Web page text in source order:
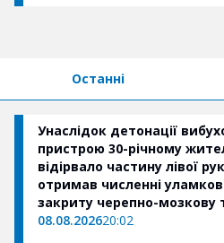
Останні
Унаслідок детонації
пристрою 30-річному
відірвало частину лівої
отримав численні
закриту черепно-мозкову
08.08.202620:02